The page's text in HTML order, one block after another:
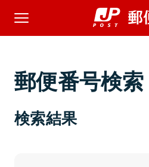
郵便番号検索
検索結果